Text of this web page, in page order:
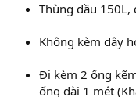
Thùng dầu 150L,
Không kèm dây
Đi kèm 2 ống
ống dài 1 mét